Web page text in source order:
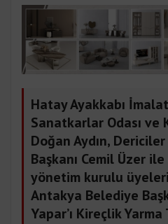
Hatay Ayakkabı
Sanatkarlar Odası ve
Doğan Aydın,
Başkanı Cemil Üzer
yönetim kurulu
Antakya Belediye
Yapar’ı Kireçlik Yarma